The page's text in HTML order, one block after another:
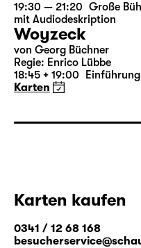
19:30 — 21:20 Große
mit Audiodeskription
Woyzeck
von Georg Büchner
Regie: Enrico Lübbe
18:45 + 19:00
Karten
Karten kaufen
0341 / 12 68 168